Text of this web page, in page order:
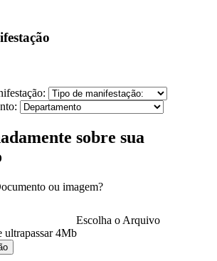
sobre sua
ou imagem?
Escolha o Arquivo
ultrapassar 4Mb